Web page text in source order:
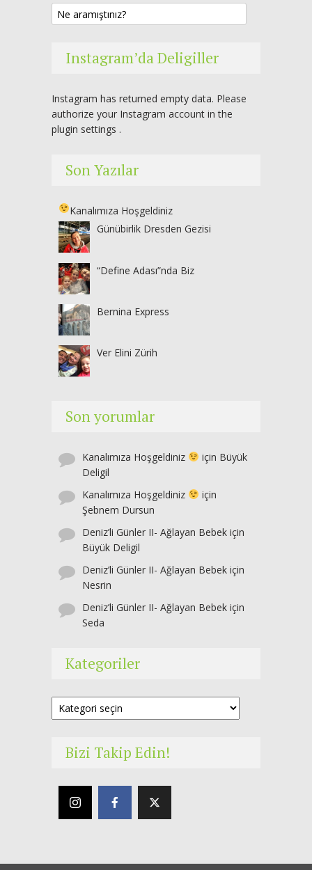
Instagram’da Deligiller
Instagram has returned empty data. Please
authorize your Instagram account in the
plugin settings .
Son Yazılar
Kanalımıza Hoşgeldiniz
Günübirlik Dresden Gezisi
“Define Adası”nda Biz
Bernina Express
Ver Elini Zürih
Son yorumlar
Kanalımıza Hoşgeldiniz için Büyük
Deligil
Kanalımıza Hoşgeldiniz
için
Şebnem Dursun
Deniz’li Günler II- Ağlayan Bebek için
Büyük Deligil
Deniz’li Günler II- Ağlayan Bebek için
Nesrin
Deniz’li Günler II- Ağlayan Bebek için
Seda
Kategoriler
Kategoriler
Bizi Takip Edin!